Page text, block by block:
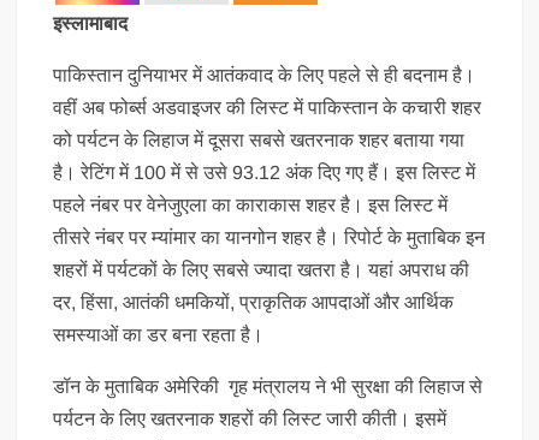
इस्लामाबाद
पाकिस्तान दुनियाभर में आतंकवाद के लिए पहले से ही बदनाम है।
वहीं अब फोर्ब्स अडवाइजर की लिस्ट में पाकिस्तान के कचारी शहर
को पर्यटन के लिहाज में दूसरा सबसे खतरनाक शहर बताया गया
है। रेटिंग में 100 में से उसे 93.12 अंक दिए गए हैं। इस लिस्ट में
पहले नंबर पर वेनेजुएला का काराकास शहर है। इस लिस्ट में
तीसरे नंबर पर म्यांमार का यानगोन शहर है। रिपोर्ट के मुताबिक इन
शहरों में पर्यटकों के लिए सबसे ज्यादा खतरा है। यहां अपराध की
दर, हिंसा, आतंकी धमकियों, प्राकृतिक आपदाओं और आर्थिक
समस्याओं का डर बना रहता है।
डॉन के मुताबिक अमेरिकी गृह मंत्रालय ने भी सुरक्षा की लिहाज से
पर्यटन के लिए खतरनाक शहरों की लिस्ट जारी कीती। इसमें